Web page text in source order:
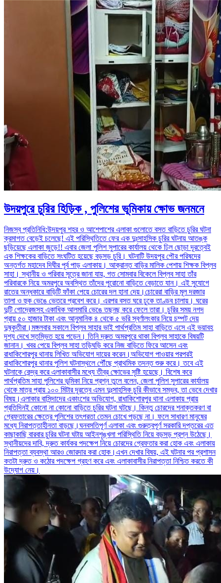
উদয়পুরে চুরির হিড়িক , পুলিশের ভূমিকায় ক্ষোভ জনমনে
নিজস্ব প্রতিনিধি:উদয়পুর শহর ও আশেপাশের এলাকা গুলোতে বসত বাড়িতে চুরির ঘটনা
ক্রমাগত বেড়েই চলেছে! এই পরিস্থিতিতে ফের এক দুঃসাহসিক চুরির ঘটনায় আতঙ্ক
ছড়িয়েছে এলাকা জুড়ে!! এবার জেলা পুলিশ সুপারের কার্যালয় থেকে ঢিল ছোড়া দূরত্বেই
এক শিক্ষকের বাড়িতে সংঘটিত হয়েছে বড়সড় চুরি। ঘটনাটি উদয়পুর পৌর পরিষদের
অন্তর্গত মহাদেব দিঘীর পূর্ব পাড় এলাকায়। আক্রান্ত বাড়ির মালিক পেশায় শিক্ষক বিপ্লব
সাহা। স্থানীয় ও পরিবার সূত্রে জানা যায়, গত সোমবার বিকেলে বিপ্লব সাহা তাঁর
পরিবারকে নিয়ে অমরপুরে অবস্থিত তাঁদের পুরোনো বাড়িতে বেড়াতে যান। এই সুযোগে
রাতের অন্ধকারে বাড়িটি ফাঁকা পেয়ে চোরের দল হানা দেয়।চোরেরা বাড়ির মূল দরজার
তালা ও হুক ভেঙে ভেতরে প্রবেশ করে। এরপর বসত ঘরে ঢুকে তাণ্ডব চালায়। ঘরের
দুটি গোদ্রেজসহ একাধিক আলমারি ভেঙে তছনছ করে ফেলে তারা। চুরির সময় নগদ
প্রায় ৫০ হাজার টাকা এবং আনুমানিক ৪ থেকে ৫ ভরি স্বর্ণালংকার নিয়ে চম্পট দেয়
দুষ্কৃতীরা।মঙ্গলবার সকালে বিপ্লব সাহার ভাই পার্থপ্রতিম সাহা বাড়িতে এসে এই ভয়াবহ
দৃশ্য দেখে স্তম্ভিত হয়ে পড়েন। তিনি দ্রুত অমরপুরে থাকা বিপ্লব সাহাকে বিষয়টি
জানান। খবর পেয়ে বিপ্লব সাহা তড়িঘড়ি করে নিজ বাড়িতে ফিরে আসেন এবং
রাধাকিশোরপুর থানায় লিখিত অভিযোগ দায়ের করেন।অভিযোগ পাওয়ার পরপরই
রাধাকিশোরপুর থানার পুলিশ ঘটনাস্থলে পৌঁছে প্রাথমিক তদন্ত শুরু করে। তবে এই
ঘটনাকে কেন্দ্র করে এলাকাবাসীর মধ্যে তীব্র ক্ষোভের সৃষ্টি হয়েছে। বিশেষ করে
পার্থপ্রতিম সাহা পুলিশের ভূমিকা নিয়ে প্রশ্ন তুলে বলেন, জেলা পুলিশ সুপারের কার্যালয়
থেকে মাত্র প্রায় ১০০ মিটার দূরত্বে এমন দুঃসাহসিক চুরি কীভাবে সম্ভব, তা ভেবে দেখার
বিষয়।এলাকার বাসিন্দাদের একাংশের অভিযোগ, রাধাকিশোরপুর থানা এলাকায় প্রায়
প্রতিদিনই কোনো না কোনো বাড়িতে চুরির ঘটনা ঘটছে। কিন্তু চোরদের শনাক্তকরণ বা
গ্রেফতারের ক্ষেত্রে পুলিশের তৎপরতা তেমন চোখে পড়ছে না। ফলে সাধারণ মানুষের
মধ্যে নিরাপত্তাহীনতা বাড়ছে।ঘনবসতিপূর্ণ এলাকা এবং গুরুত্বপূর্ণ সরকারি দপ্তরের এত
কাছাকাছি বারবার চুরির ঘটনা ঘটায় আইনশৃঙ্খলা পরিস্থিতি নিয়ে বড়সড় প্রশ্ন উঠেছে।
স্থানীয়দের দাবি, দ্রুত কার্যকর পদক্ষেপ নিয়ে চোরদের গ্রেফতার করা হোক এবং এলাকায়
নিরাপত্তা ব্যবস্থা আরও জোরদার করা হোক।এখন দেখার বিষয়, এই ঘটনার পর প্রশাসন
কতটা দ্রুত ও কঠোর পদক্ষেপ গ্রহণ করে এবং এলাকাবাসীর নিরাপত্তা নিশ্চিত করতে কী
উদ্যোগ নেয়।